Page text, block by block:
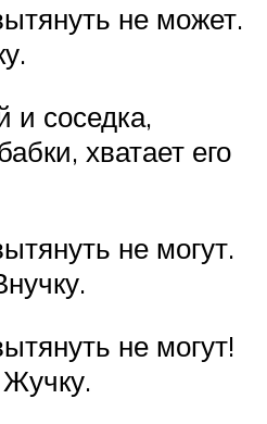
не может.
и соседка,
хватает его
не могут.
не могут!